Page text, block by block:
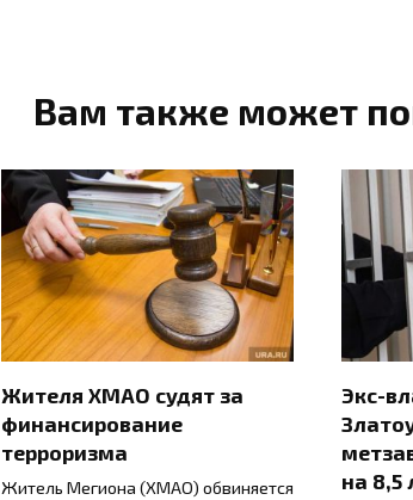
Вам также может
Жителя ХМАО судят за
финансирование
терроризма
Житель Мегиона (ХМАО) обвиняется
Экс-
на 8,5